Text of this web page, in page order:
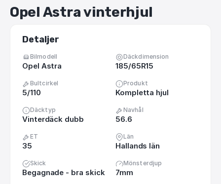
Opel Astravinterhjul
Detaljer
Bilmodell
Opel Astra
Däckdimension
185/65R15
Bultcirkel
5/110
Produkt
Kompletta hjul
Däcktyp
Vinterdäck dubb
Navhål
56.6
ET
35
Län
Hallands län
Skick
Begagnade - bra skick
Mönsterdjup
7mm